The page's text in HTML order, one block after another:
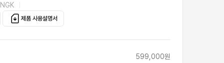
제품 사용설명서
599,000원